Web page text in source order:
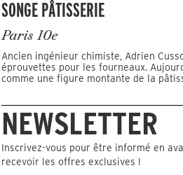
SONGE PÂTISSERIE
Paris 10e
Ancien ingénieur chimiste, Adrien
éprouvettes pour les fourneaux.
comme une figure montante de la
NEWSLETTER
Inscrivez-vous pour être informé en
recevoir les offres exclusives !